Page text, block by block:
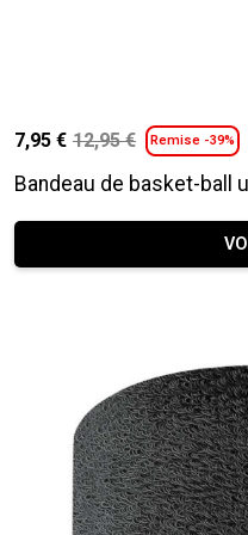
12,95€
Le
prix
12,95 €.
7,95 €
Le
prix
7,95 €.
Remise -39%
Bandeau de basket-ball